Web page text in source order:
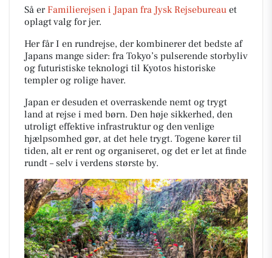
Så er Familierejsen i Japan fra Jysk Rejsebureau et
oplagt valg for jer.
Her får I en rundrejse, der kombinerer det bedste af
Japans mange sider: fra Tokyo’s pulserende storbyliv
og futuristiske teknologi til Kyotos historiske
templer og rolige haver.
Japan er desuden et overraskende nemt og trygt
land at rejse i med børn. Den høje sikkerhed, den
utroligt effektive infrastruktur og den venlige
hjælpsomhed gør, at det hele trygt. Togene kører til
tiden, alt er rent og organiseret, og det er let at finde
rundt – selv i verdens største by.